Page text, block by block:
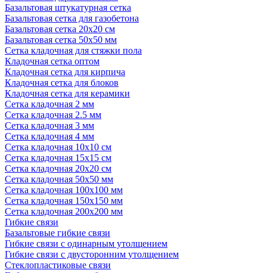
Базальтовая штукатурная сетка
Базальтовая сетка для газобетона
Базальтовая сетка 20x20 см
Базальтовая сетка 50x50 мм
Сетка кладочная для стяжки пола
Кладочная сетка оптом
Кладочная сетка для кирпича
Кладочная сетка для блоков
Кладочная сетка для керамики
Сетка кладочная 2 мм
Сетка кладочная 2.5 мм
Сетка кладочная 3 мм
Сетка кладочная 4 мм
Сетка кладочная 10x10 см
Сетка кладочная 15x15 см
Сетка кладочная 20x20 см
Сетка кладочная 50x50 мм
Сетка кладочная 100x100 мм
Сетка кладочная 150x150 мм
Сетка кладочная 200x200 мм
Гибкие связи
Базальтовые гибкие связи
Гибкие связи с одинарным утолщением
Гибкие связи с двусторонним утолщением
Стеклопластиковые связи